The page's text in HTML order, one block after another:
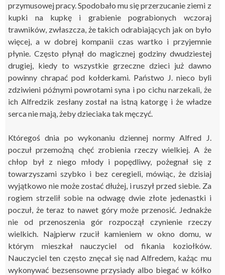
przymusowej pracy. Spodobało mu się przerzucanie ziemi z
kupki na kupkę i grabienie pograbionych wczoraj
trawników, zwłaszcza, że takichodrabiających jak on było
więcej, a w dobrej kompanii czas wartko i przyjemnie
płynie. Często płynął do magicznej godziny dwudziestej
drugiej, kiedy to wszystkie grzeczne dzieci już dawno
powinny chrapać pod kołderkami. Państwo J. nieco byli
zdziwieni późnymi powrotami syna i po cichu narzekali, że
ich Alfredzik zesłany został na istną katorgę i że władze
serca nie mają, żeby dzieciaka tak męczyć.
Któregoś dnia po wykonaniu dziennej normy Alfred J.
poczuł przemożną chęć zrobienia rzeczy wielkiej. A że
chłop był z niego młody i popędliwy, pożegnał się z
towarzyszami szybko i bez ceregieli, mówiąc, że dzisiaj
wyjątkowo nie może zostać dłużej, i ruszył przed siebie. Za
rogiem strzelił sobie na odwagę dwie złote jedenastki i
poczuł, że teraz to nawet góry może przenosić. Jednakże
nie od przenoszenia gór rozpoczął czynienie rzeczy
wielkich. Najpierw rzucił kamieniem w okno domu, w
którym mieszkał nauczyciel od fikania koziołków.
Nauczyciel ten często znęcał się nad Alfredem, każąc mu
wykonywać bezsensowne przysiady albo biegać w kółko